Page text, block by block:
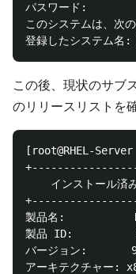
パスワード:
このシステムは、
この後、現状のサブ
のリリースリストを
[root@RHEL-
インストール済
製品名:
製品 ID:
バージョン:
アーキテクチャー: